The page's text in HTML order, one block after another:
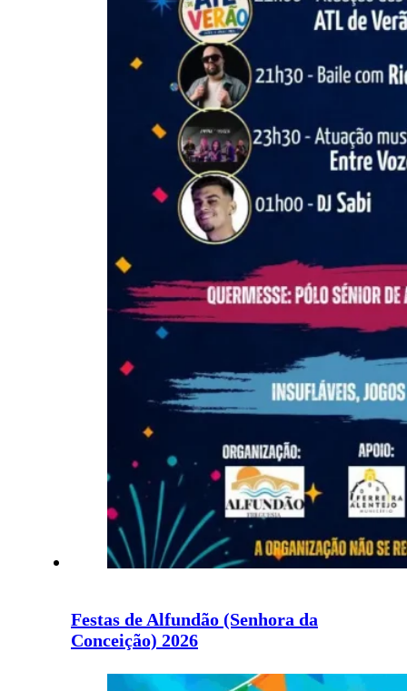
Festas de Alfundão (Senhora da
Conceição) 2026